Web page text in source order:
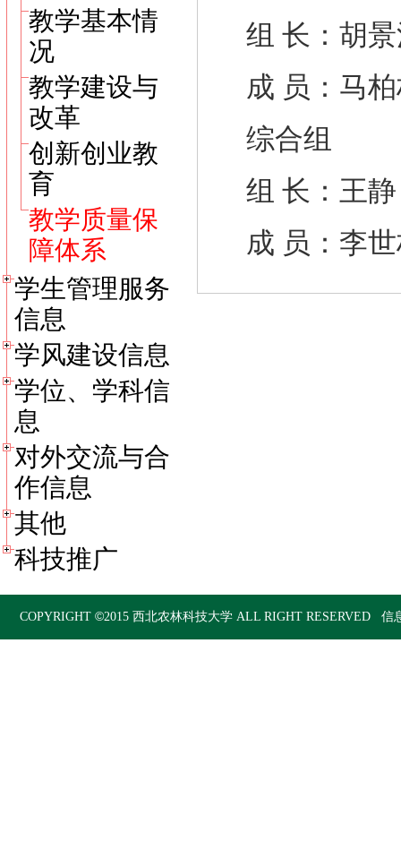
教学基本情
况
教学建设与
改革
创新创业教
育
教学质量保
障体系
学生管理服务
信息
学风建设信息
学位、学科信
息
对外交流与合
作信息
其他
科技推广
组 长：胡
成 员：马
综合组
组 长：王静
成 员：李
COPYRIGHT©2015西北农林科技大学 ALL RIGHT RESERVED 信